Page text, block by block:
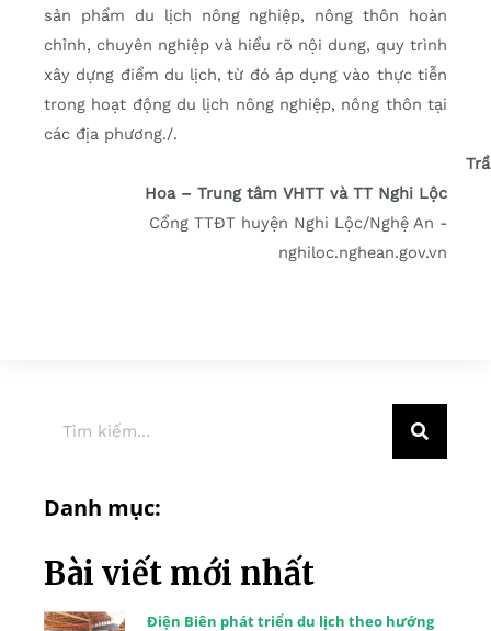
sản phẩm du lịch nông nghiệp, nông thôn hoàn
chỉnh, chuyên nghiệp và hiểu rõ nội dung, quy trình
xây dựng điểm du lịch, từ đó áp dụng vào thực tiễn
trong hoạt động du lịch nông nghiệp, nông thôn tại
các địa phương./.
Hoa – Trung tâm VHTT và TT Nghi Lộc
Cổng TTĐT huyện Nghi Lộc/Nghệ An -
nghiloc.nghean.gov.vn
Danh mục:
Bài viết mới nhất
Điện Biên phát triển du lịch theo hướng